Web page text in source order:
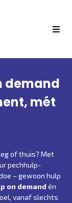
demand
mét
of thuis? Met
pechhulp-
– gewoon hulp
on demand én
vanaf slechts